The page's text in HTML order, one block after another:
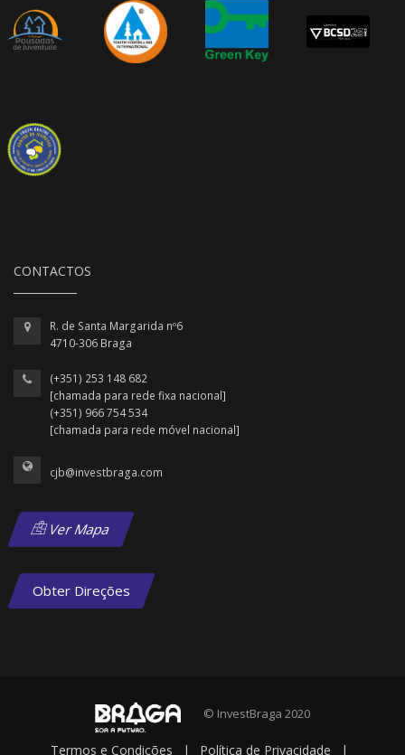
CONTACTOS
R. de Santa Margarida nº6
4710-306 Braga
(+351) 253 148 682
[chamada para rede fixa nacional]
(+351) 966 754 534
[chamada para rede móvel nacional]
cjb@investbraga.com
Ver Mapa
Obter Direções
© InvestBraga 2020
Termos e Condições | Política de Privacidade |